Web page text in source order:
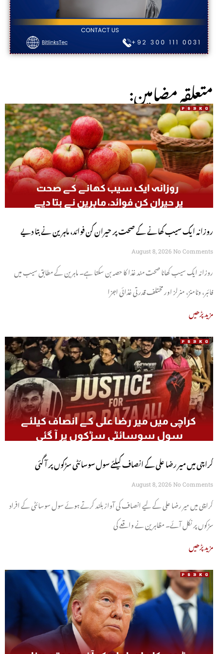
:متعلقہ مضامین
روزانہ ایک سیب کھانے کے صحت پر حیران کن فوائد، ماہرین نے بتا دیے
August 8, 2026 No Comments
روزانہ ایک سیب کھانا صحت مند غذا کا حصہ بن سکتا ہے۔ ماہرین کے مطابق سیب میں
فائبر، وٹامنز، منرلز اور مختلف قدرتی غذائی اجزا
مزید پڑھیں
کراچی میں میر رضا علی کے انصاف کیلئے سول سوسائٹی سڑکوں پر آ گئی
August 8, 2026 No Comments
کراچی میں میر رضا علی کے لیے انصاف کی آواز بلند کرتے ہوئے سول سوسائٹی کے افراد
سڑکوں پر نکل آئے۔ مظاہرین نے واقعے کی
مزید پڑھیں